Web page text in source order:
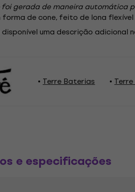
gerada de maneira automática
de cone, feito de lona
uma descrição adicional
Terre Baterias
e especificações